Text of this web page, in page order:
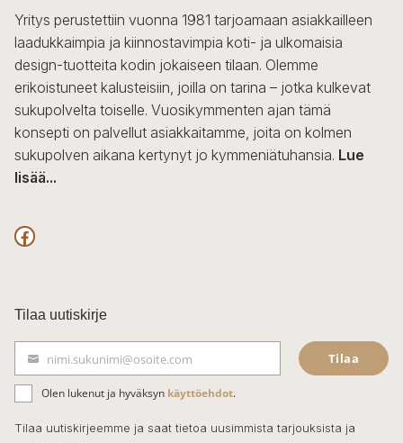
sivulla.
Yritys perustettiin vuonna 1981 tarjoamaan asiakkailleen
laadukkaimpia ja kiinnostavimpia koti- ja ulkomaisia
design-tuotteita kodin jokaiseen tilaan. Olemme
erikoistuneet kalusteisiin, joilla on tarina – jotka kulkevat
sukupolvelta toiselle. Vuosikymmenten ajan tämä
konsepti on palvellut asiakkaitamme, joita on kolmen
sukupolven aikana kertynyt jo kymmeniätuhansia. Lue
lisää...
F
c
e
b
o
o
Tilaa uutiskirje
ä
h
k
nimi.sukunimi@osoite.com Tilaa
Olen lukenut ja hyväksyn käyttöehdot.
Tilaa uutiskirjeemme ja saat tietoa uusimmista tarjouksista ja